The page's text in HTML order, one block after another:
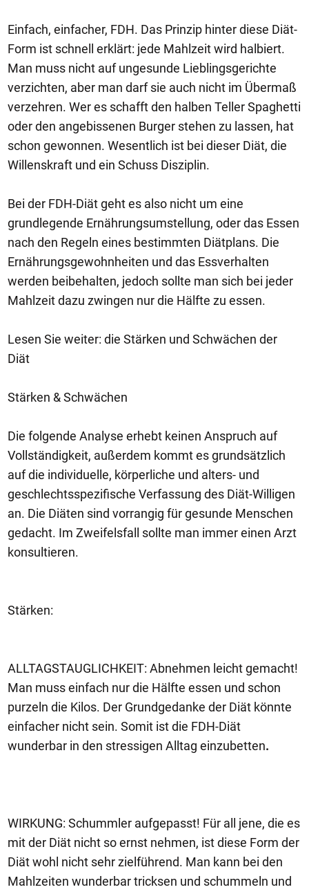
Einfach, einfacher, FDH. Das Prinzip hinter diese Diät-
Form ist schnell erklärt: jede Mahlzeit wird halbiert.
Man muss nicht auf ungesunde Lieblingsgerichte
verzichten, aber man darf sie auch nicht im Übermaß
verzehren. Wer es schafft den halben Teller Spaghetti
oder den angebissenen Burger stehen zu lassen, hat
schon gewonnen. Wesentlich ist bei dieser Diät, die
Willenskraft und ein Schuss Disziplin.
Bei der FDH-Diät geht es also nicht um eine
grundlegende Ernährungsumstellung, oder das Essen
nach den Regeln eines bestimmten Diätplans. Die
Ernährungsgewohnheiten und das Essverhalten
werden beibehalten, jedoch sollte man sich bei jeder
Mahlzeit dazu zwingen nur die Hälfte zu essen.
Lesen Sie weiter: die Stärken und Schwächen der
Diät
Stärken & Schwächen
Die folgende Analyse erhebt keinen Anspruch auf
Vollständigkeit, außerdem kommt es grundsätzlich
auf die individuelle, körperliche und alters- und
geschlechtsspezifische Verfassung des Diät-Willigen
an. Die Diäten sind vorrangig für gesunde Menschen
gedacht. Im Zweifelsfall sollte man immer einen Arzt
konsultieren.
Stärken:
ALLTAGSTAUGLICHKEIT: Abnehmen leicht gemacht!
Man muss einfach nur die Hälfte essen und schon
purzeln die Kilos. Der Grundgedanke der Diät könnte
einfacher nicht sein. Somit ist die FDH-Diät
wunderbar in den stressigen Alltag einzubetten.
WIRKUNG: Schummler aufgepasst! Für all jene, die es
mit der Diät nicht so ernst nehmen, ist diese Form der
Diät wohl nicht sehr zielführend. Man kann bei den
Mahlzeiten wunderbar tricksen und schummeln und